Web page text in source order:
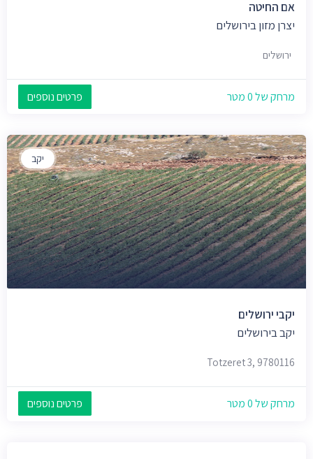
אם החיטה
יצרן מזון בירושלים
ירושלים
מרחק של 0 מטר פרטים נוספים
יקב
יקבי ירושלים
יקב בירושלים
Totzeret 3, 9780116
מרחק של 0 מטר פרטים נוספים